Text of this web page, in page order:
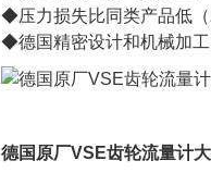
◆压力损失比同类产品低
◆德国精密设计和机械加工
德国原厂VSE齿轮流量计